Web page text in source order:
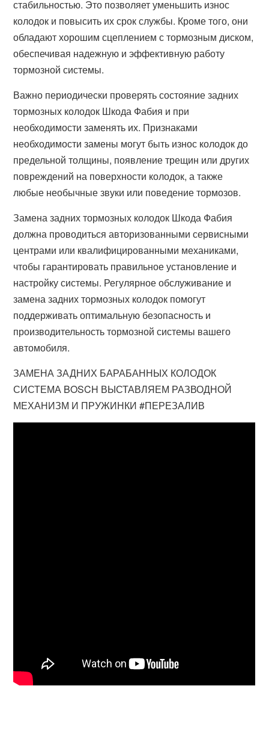
стабильностью. Это позволяет уменьшить износ
колодок и повысить их срок службы. Кроме того, они
обладают хорошим сцеплением с тормозным диском,
обеспечивая надежную и эффективную работу
тормозной системы.
Важно периодически проверять состояние задних
тормозных колодок Шкода Фабия и при
необходимости заменять их. Признаками
необходимости замены могут быть износ колодок до
предельной толщины, появление трещин или других
повреждений на поверхности колодок, а также
любые необычные звуки или поведение тормозов.
Замена задних тормозных колодок Шкода Фабия
должна проводиться авторизованными сервисными
центрами или квалифицированными механиками,
чтобы гарантировать правильное установление и
настройку системы. Регулярное обслуживание и
замена задних тормозных колодок помогут
поддерживать оптимальную безопасность и
производительность тормозной системы вашего
автомобиля.
ЗАМЕНА ЗАДНИХ БАРАБАННЫХ КОЛОДОК
СИСТЕМА BOSCH ВЫСТАВЛЯЕМ РАЗВОДНОЙ
МЕХАНИЗМ И ПРУЖИНКИ #ПЕРЕЗАЛИВ